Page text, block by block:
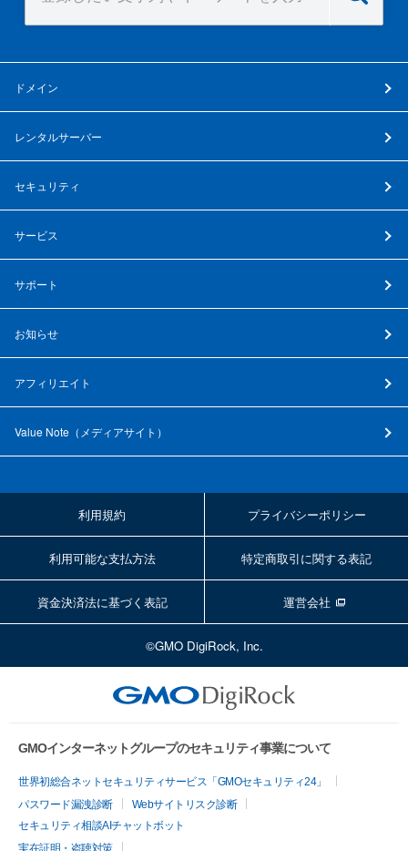
ドメイン
レンタルサーバー
セキュリティ
サービス
サポート
お知らせ
アフィリエイト
Value Note（ メディアサイト ）
利用規約 プライバシーポリシー
利用可能な支払方法 特定商取引に関する表記
資金決済法に基づく表記 運営会社
©GMO DigiRock, Inc.
GMOインターネットグループのセキュリティ事業について
世界初総合ネットセキュリティサービス「GMOセキュリティ24」
パスワード漏洩診断
Webサイトリスク診断
セキュリティ相談AIチャットボット
実在証明・盗聴対策